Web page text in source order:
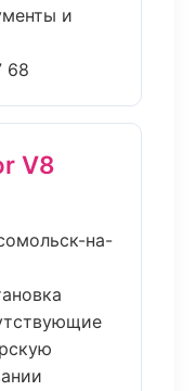
и
68
V8
на-